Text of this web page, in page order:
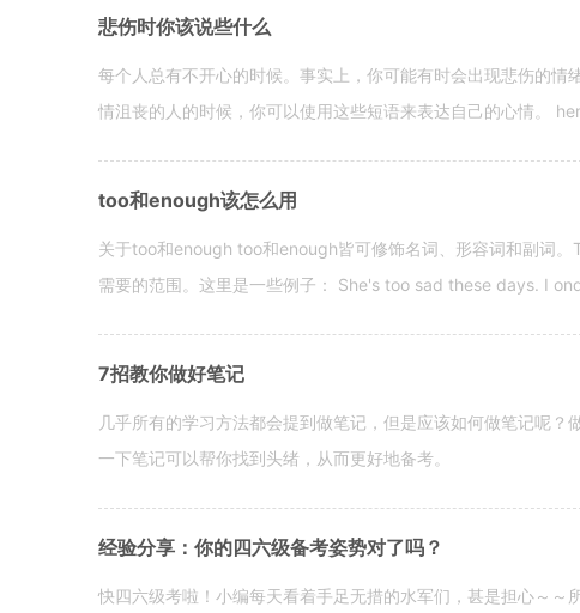
悲伤时你该说些什么
每个人总有不开心的时候。事实上，你可能有时会出现悲伤的
情沮丧的人的时候，你可以使用这些短语来表达自己的心情。
too和enough该怎么用
关于too和enough too和enough皆可修饰名词、形容词和副词
需要的范围。这里是一些例子： She's too sad these days. I
7招教你做好笔记
几乎所有的学习方法都会提到做笔记，但是应该如何做笔记呢
一下笔记可以帮你找到头绪，从而更好地备考。
经验分享：你的四六级备考姿势对了吗？
快四六级考啦！小编每天看着手足无措的水军们，甚是担心～